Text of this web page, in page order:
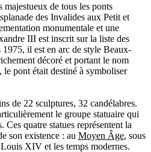
majestueux de tous les ponts
des Invalides aux Petit et
monumentale et une
III est inscrit sur la liste des
1975, il est en arc de style Beaux-
décoré et portant le nom
pont était destiné à symboliser
de 22 sculptures, 32 candélabres.
le groupe statuaire qui
Ces quatre statues représentent la
son existence : au Moyen Âge, sous
XIV et les temps modernes.